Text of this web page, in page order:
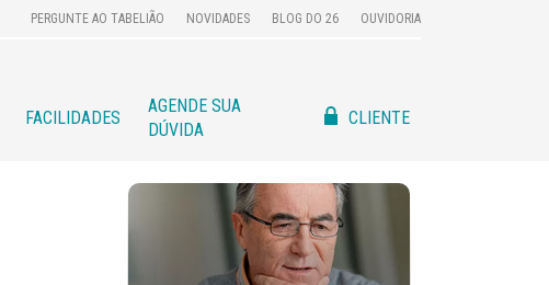
PERGUNTE AO TABELIÃO NOVIDADES BLOG DO 26 OUVIDORIA
FACILIDADES
AGENDE SUA
DÚVIDA
CLIENTE